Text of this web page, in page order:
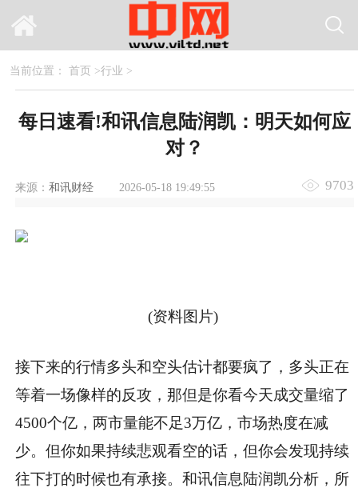
当前位置： 首页 >行业 >
每日速看!和讯信息陆润凯：明天如何应
对？
来源： 和讯财经 2026-05-18 19:49:55 9703
(资料图片)
接下来的行情多头和空头估计都要疯了，多头正在
等着一场像样的反攻，那但是你看今天成交量缩了
4500个亿，两市量能不足3万亿，市场热度在减
少。但你如果持续悲观看空的话，但你会发现持续
往下打的时候也有承接。和讯信息陆润凯分析，所